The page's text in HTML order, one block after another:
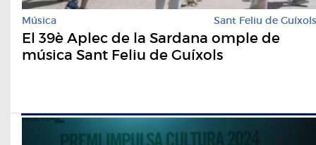
Música Sant Feliu de Guíxols
El 39è Aplec de la Sardana omple de
música Sant Feliu de Guíxols